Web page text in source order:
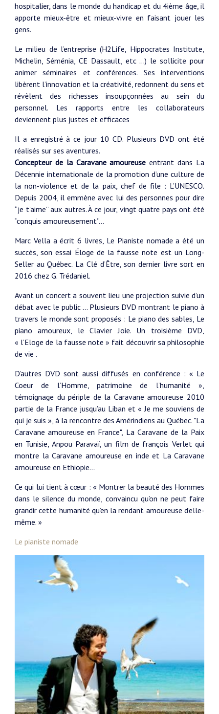
hospitalier, dans le monde du handicap et du 4ième âge, il
apporte mieux-être et mieux-vivre en faisant jouer les
gens.
Le milieu de l’entreprise (H2Life, Hippocrates Institute,
Michelin, Séménia, CE Dassault, etc …) le sollicite pour
animer séminaires et conférences. Ses interventions
libèrent l’innovation et la créativité, redonnent du sens et
révèlent des richesses insoupçonnées au sein du
personnel. Les rapports entre les collaborateurs
deviennent plus justes et efficaces
Il a enregistré à ce jour 10 CD. Plusieurs DVD ont été
réalisés sur ses aventures.
Concepteur de la Caravane amoureuse entrant dans La
Décennie internationale de la promotion d’une culture de
la non-violence et de la paix, chef de file : L’UNESCO.
Depuis 2004, il emmène avec lui des personnes pour dire
‘‘je t’aime’’ aux autres. À ce jour, vingt quatre pays ont été
‘‘conquis amoureusement’’…
Marc Vella a écrit 6 livres, Le Pianiste nomade a été un
succès, son essai Éloge de la fausse note est un Long-
Seller au Québec. La Clé d’Être, son dernier livre sort en
2016 chez G. Trédaniel.
Avant un concert a souvent lieu une projection suivie d’un
débat avec le public ... Plusieurs DVD montrant le piano à
travers le monde sont proposés : Le piano des sables, Le
piano amoureux, le Clavier Joie. Un troisième DVD,
« l’Eloge de la fausse note » fait découvrir sa philosophie
de vie .
D’autres DVD sont aussi diffusés en conférence : « Le
Coeur de l’Homme, patrimoine de l’humanité »,
témoignage du périple de la Caravane amoureuse 2010
partie de la France jusqu’au Liban et « Je me souviens de
qui je suis », à la rencontre des Amérindiens au Québec. "La
Caravane amoureuse en France", La Caravane de la Paix
en Tunisie, Anpou Paravaï, un film de françois Verlet qui
montre la Caravane amoureuse en inde et La Caravane
amoureuse en Ethiopie...
Ce qui lui tient à cœur : « Montrer la beauté des Hommes
dans le silence du monde, convaincu qu’on ne peut faire
grandir cette humanité qu’en la rendant amoureuse d’elle-
même. »
Le pianiste nomade